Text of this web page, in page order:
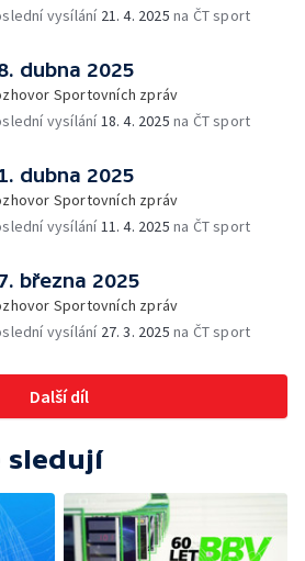
vysílání 21. 4. 2025 na ČT sport
dubna 2025
Sportovních zpráv
vysílání18. 4. 2025 na ČT sport
dubna 2025
Sportovních zpráv
vysílání11. 4. 2025 na ČT sport
března 2025
Sportovních zpráv
vysílání 27. 3. 2025 na ČT sport
Další díl
sledují